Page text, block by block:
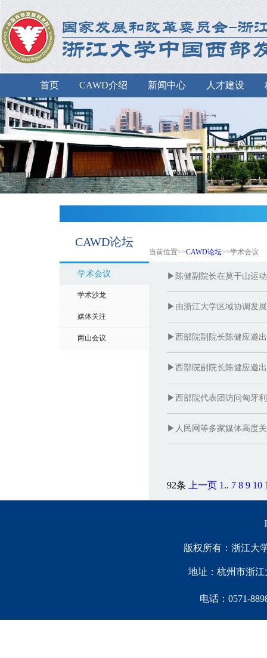
首页 CAWD介绍 新闻中心 人才建设
CAWD论坛
当前位置>>CAWD论坛>>学术会议
学术会议
学术沙龙
媒体关注
两山会议
▶陈健副院长在莫干山运
▶由浙江大学区域协调发
▶西部院副院长陈健应邀
▶西部院副院长陈健应邀
▶西部院代表团访问匈牙
▶人民网等多家媒体高度
92条 上一页 1 .. 7 8 9 10
版权所有：浙江大
地址：杭州市浙江
电话：0571-